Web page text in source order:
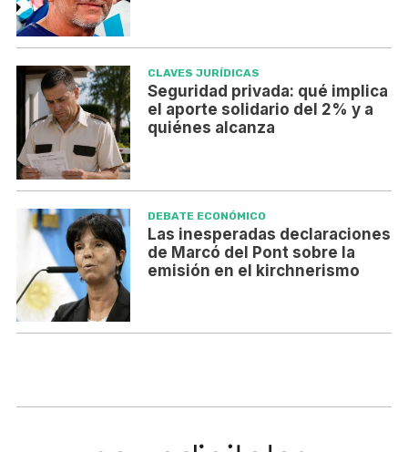
CLAVES JURÍDICAS
Seguridad privada: qué implica
el aporte solidario del 2% y a
quiénes alcanza
DEBATE ECONÓMICO
Las inesperadas declaraciones
de Marcó del Pont sobre la
emisión en el kirchnerismo